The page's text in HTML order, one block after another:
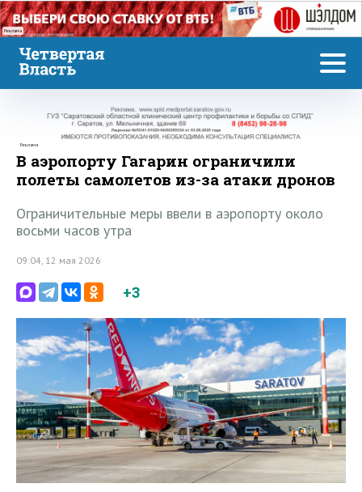
Реклама
Реклама
В аэропорту Гагарин ограничили
полеты самолетов из-за атаки дронов
Ограничительные меры ввели в аэропорту около
восьми часов утра
09:04, 12 мая 2026
+3